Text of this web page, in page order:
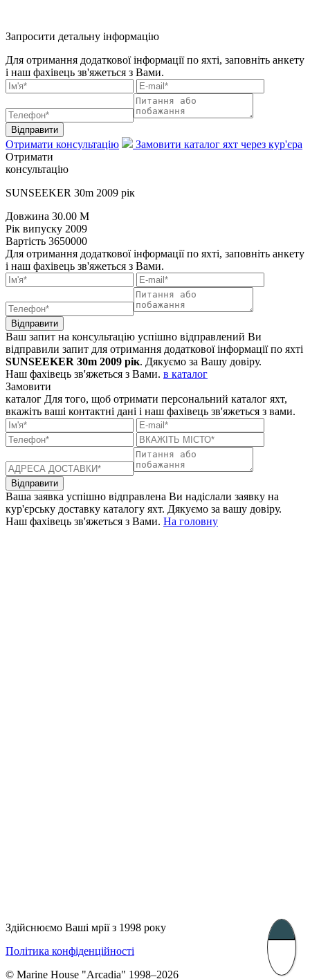
Запросити детальну інформацію
Для отримання додаткової інформації по яхті, заповніть анкету
і наш фахівець зв'яжеться з Вами.
Відправити
Отримати консультацію
Замовити каталог яхт через кур'єра
Отримати
консультацію
SUNSEEKER 30m 2009 рік
Довжина 30.00 M
Рік випуску 2009
Вартість 3650000
Для отримання додаткової інформації по яхті, заповніть анкету
і наш фахівець зв'яжеться з Вами.
Відправити
Ваш запит на консультацію успішно відправлений Ви
відправили запит для отримання додаткової інформації по яхті
SUNSEEKER 30m 2009 рік. Дякуємо за Вашу довіру.
Наш фахівець зв'яжеться з Вами. в каталог
Замовити
каталог Для того, щоб отримати персональний каталог яхт,
вкажіть ваші контактні дані і наш фахівець зв'яжеться з вами.
Відправити
Ваша заявка успішно відправлена Ви надіслали заявку на
кур'єрську доставку каталогу яхт. Дякуємо за вашу довіру.
Наш фахівець зв'яжеться з Вами. На головну
Здійснюємо Ваші мрії з 1998 року
Політика конфіденційності
© Marine House "Arcadia" 1998–2026